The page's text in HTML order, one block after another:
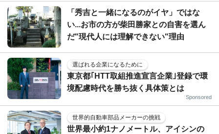
「秀吉と一緒になるのがイヤ」ではな
い...お市の方が柴田勝家との自害を選ん
だ"現代人には理解できない"理由
選ばれる企業になるために
東京都｢HTT取組推進宣言企業｣登録で環
境配慮時代を勝ち抜く具体策とは
Sponsored
世界的自動車部品メーカーの挑戦
世界最小約1ナノメートル、アイシンの